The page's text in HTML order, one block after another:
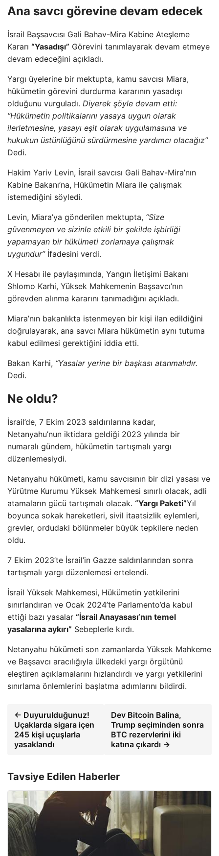
Ana savcı görevine devam edecek
İsrail Başsavcısı Gali Bahav-Mira Kabine Ateşleme
Kararı “Yasadışı” Görevini tanımlayarak devam etmeye
devam edeceğini açıkladı.
Yargı üyelerine bir mektupta, kamu savcısı Miara,
hükümetin görevini durdurma kararının yasadışı
olduğunu vurguladı. Diyerek şöyle devam etti:
“Hükümetin politikalarını yasaya uygun olarak
ilerletmesine, yasayı eşit olarak uygulamasına ve
hukukun üstünlüğünü sürdürmesine yardımcı olacağız”
Dedi.
Hakim Yariv Levin, İsrail savcısı Gali Bahav-Mira’nın
Kabine Bakanı’na, Hükümetin Miara ile çalışmak
istemediğini söyledi.
Levin, Miara’ya gönderilen mektupta, “Size
güvenmeyen ve sizinle etkili bir şekilde işbirliği
yapamayan bir hükümeti zorlamaya çalışmak
uygundur”İfadesini verdi.
X Hesabı ile paylaşımında, Yangın İletişimi Bakanı
Shlomo Karhi, Yüksek Mahkemenin Başsavcı’nın
görevden alınma kararını tanımadığını açıkladı.
Miara’nın bakanlıkta istenmeyen bir kişi ilan edildiğini
doğrulayarak, ana savcı Miara hükümetin aynı tutuma
kabul edilmesi gerektiğini iddia etti.
Bakan Karhi, “Yasalar yerine bir başkası atanmalıdır.
Dedi.
Ne oldu?
İsrail’de, 7 Ekim 2023 saldırılarına kadar,
Netanyahu’nun iktidara geldiği 2023 yılında bir
numaralı gündem, hükümetin tartışmalı yargı
düzenlemesiydi.
Netanyahu hükümeti, kamu savcısının bir dizi yasası ve
Yürütme Kurumu Yüksek Mahkemesi sınırlı olacak, adli
atamaların gücü tartışmalı olacak. “Yargı Paketi”Yıl
boyunca sokak hareketleri, sivil itaatsizlik eylemleri,
grevler, ordudaki bölünmeler büyük tepkilere neden
oldu.
7 Ekim 2023’te İsrail’in Gazze saldırılarından sonra
tartışmalı yargı düzenlemesi ertelendi.
İsrail Yüksek Mahkemesi, Hükümetin yetkilerini
sınırlandıran ve Ocak 2024’te Parlamento’da kabul
ettiği bazı yasalar “İsrail Anayasası’nın temel
yasalarına aykırı” Sebeplerle kırdı.
Netanyahu hükümeti son zamanlarda Yüksek Mahkeme
ve Başsavcı aracılığıyla ülkedeki yargı örgütünü
eleştiren açıklamalarını hızlandırdı ve yargı yetkilerini
sınırlama önlemlerini başlatma adımlarını bildirdi.
← Duyurulduğunuz!
Uçaklarda sigara içen
245 kişi uçuşlarla
yasaklandı
Dev Bitcoin Balina,
Trump seçiminden sonra
BTC rezervlerini iki
katına çıkardı →
Tavsiye Edilen Haberler